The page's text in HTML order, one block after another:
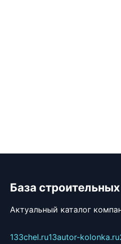
База
Актуальный каталог
133chel.ru13autor-kolonka.ru